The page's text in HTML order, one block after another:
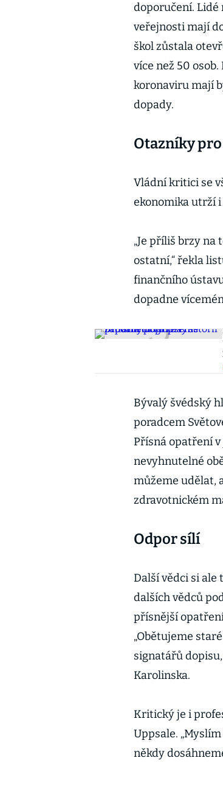
doporučení. Lidé
veřejnosti mají
škol zůstala
více než 50
koronaviru mají
dopady.
Otazníky
Vládní kritici se
ekonomika utrží i
„Je příliš brzy na
ostatní,“ řekla
finančního
dopadne
Bývalý švédský
poradcem
Přísná opatření
nevyhnutelné
můžeme udělat,
zdravotnickém
Odpor sílí
Další vědci si ale
dalších vědců
přísnější
„Obětujeme
signatářů
Karolinska.
Kritický je i
Uppsale.
někdy